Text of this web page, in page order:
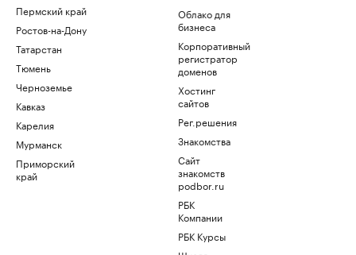
Пермский край
Ростов-на-Дону
Татарстан
Тюмень
Черноземье
Кавказ
Карелия
Мурманск
Приморский
край
Облако для
бизнеса
Корпоративный
регистратор
доменов
Хостинг
сайтов
Рег.решения
Знакомства
Сайт
знакомств
podbor.ru
РБК
Компании
РБК Курсы